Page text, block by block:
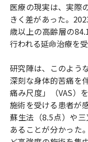
医療の現実は、実際
きく差があった。
歳以上の高齢層の
行われる延命治療を
研究陣は、このよう
深刻な身体的苦痛を
痛み尺度」（VAS）
施術を受ける患者が
蘇生法（8.5点）や
あることが分かった